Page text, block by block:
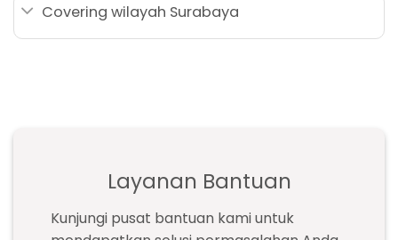
Covering wilayah Surabaya
Layanan Bantuan
Kunjungi pusat bantuan kami untuk